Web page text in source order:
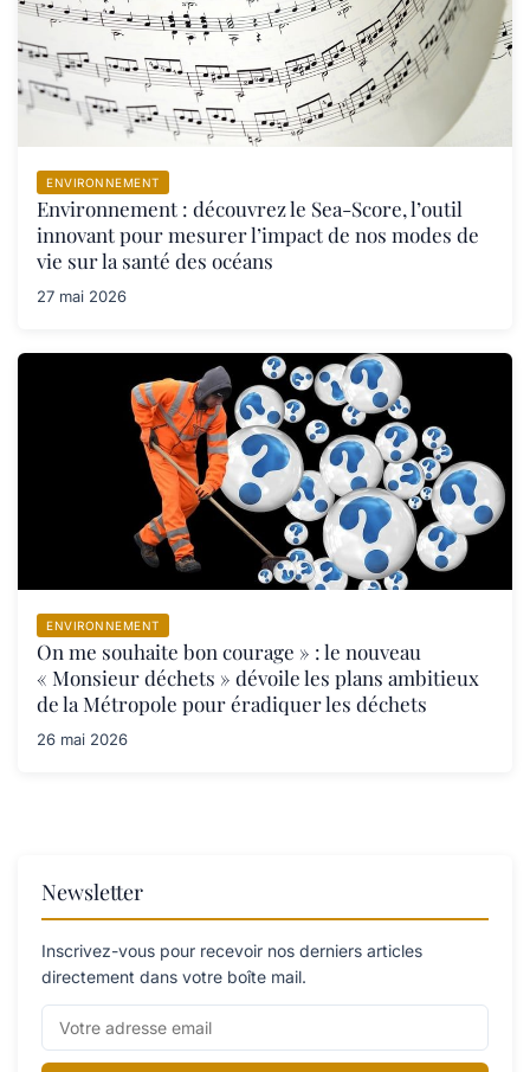
ENVIRONNEMENT
Environnement : découvrez le Sea-Score, l’outil
innovant pour mesurer l’impact de nos modes de
vie sur la santé des océans
27 mai 2026
ENVIRONNEMENT
On me souhaite bon courage » : le nouveau
« Monsieur déchets » dévoile les plans ambitieux
de la Métropole pour éradiquer les déchets
26 mai 2026
Newsletter
Inscrivez-vous pour recevoir nos derniers articles
directement dans votre boîte mail.